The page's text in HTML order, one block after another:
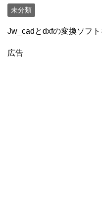
未分類
Jw_cadとdxfの変換ソフト
広告